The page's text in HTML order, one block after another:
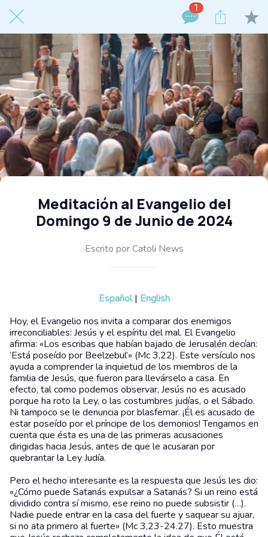
1
Meditación al Evangelio del
Domingo 9 de Junio de 2024
Escrito por Catoli News
Español| English
Hoy, el Evangelio nos invita a comparar dos enemigos
irreconciliables: Jesús y el espíritu del mal. El Evangelio
afirma: «Los escribas que habían bajado de Jerusalén decían:
‘Está poseído por Beelzebul’» (Mc 3,22). Este versículo nos
ayuda a comprender la inquietud de los miembros de la
familia de Jesús, que fueron para llevárselo a casa. En
efecto, tal como podemos observar, Jesús no es acusado
porque ha roto la Ley, o las costumbres judías, o el Sábado.
Ni tampoco se le denuncia por blasfemar. ¡Él es acusado de
estar poseído por el príncipe de los demonios! Tengamos en
cuenta que ésta es una de las primeras acusaciones
dirigidas hacia Jesús, antes de que le acusaran por
quebrantar la Ley Judía.
Pero el hecho interesante es la respuesta que Jesús les dio:
«¿Cómo puede Satanás expulsar a Satanás? Si un reino está
dividido contra sí mismo, ese reino no puede subsistir (…).
Nadie puede entrar en la casa del fuerte y saquear su ajuar,
si no ata primero al fuerte» (Mc 3,23-24.27). Esto muestra